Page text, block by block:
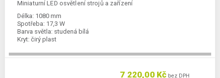
Miniaturní LED osvětlení strojů a zařízení
Délka: 1080 mm
Spotřeba: 17,3 W
Barva světla: studená bílá
Kryt: čirý plast
7 220,00 Kč bez DPH